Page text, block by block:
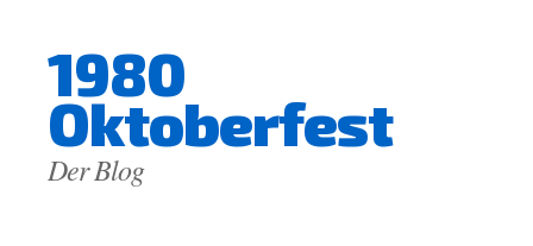
1980
Oktoberfest
Der Blog